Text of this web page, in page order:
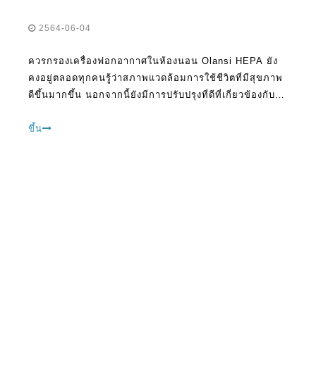
2564-06-04
ควรกรองเครื่องฟอกอากาศในห้องนอน Olansi HEPA ยัง
คงอยู่ตลอดทุกคนรู้ว่าสภาพแวดล้อมการใช้ชีวิตที่มีสุขภาพ
ดีขึ้นมากขึ้น นอกจากนี้ยังมีการปรับปรุงที่ดีที่เกี่ยวข้องกับ
สิ่งที่พวกเขาเคยเป็นเหมือนมาก่อน สิ่งนี้ได้เห็นสิ่งที่น่า
ขึ้น